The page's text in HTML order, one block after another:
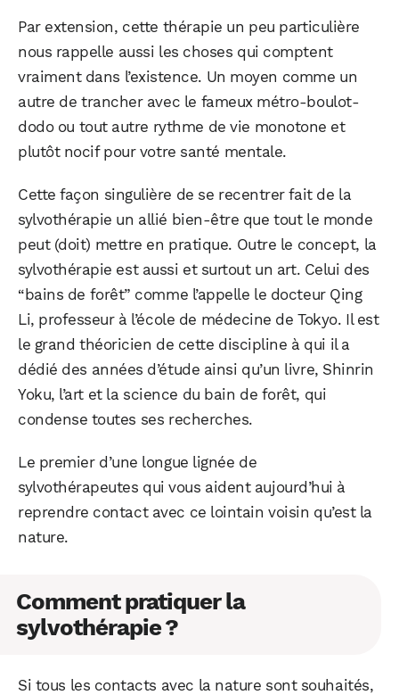
Par extension, cette thérapie un peu particulière
nous rappelle aussi les choses qui comptent
vraiment dans l’existence. Un moyen comme un
autre de trancher avec le fameux métro-boulot-
dodo ou tout autre rythme de vie monotone et
plutôt nocif pour votre santé mentale.
Cette façon singulière de se recentrer fait de la
sylvothérapie un allié bien-être que tout le monde
peut (doit) mettre en pratique. Outre le concept, la
sylvothérapie est aussi et surtout un art. Celui des
“bains de forêt” comme l’appelle le docteur Qing
Li, professeur à l’école de médecine de Tokyo. Il est
le grand théoricien de cette discipline à qui il a
dédié des années d’étude ainsi qu’un livre, Shinrin
Yoku, l’art et la science du bain de forêt, qui
condense toutes ses recherches.
Le premier d’une longue lignée de
sylvothérapeutes qui vous aident aujourd’hui à
reprendre contact avec ce lointain voisin qu’est la
nature.
Comment pratiquer la
sylvothérapie ?
Si tous les contacts avec la nature sont souhaités,